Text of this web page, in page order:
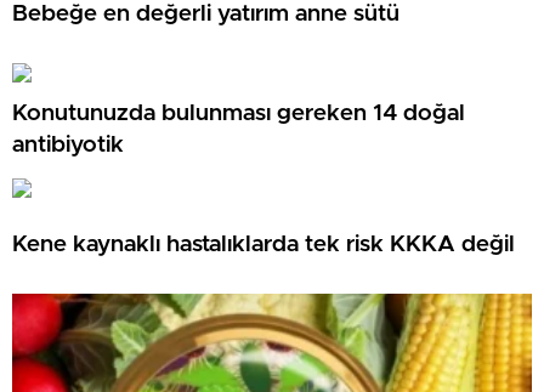
Bebeğe en değerli yatırım anne sütü
Konutunuzda bulunması gereken 14 doğal
antibiyotik
Kene kaynaklı hastalıklarda tek risk KKKA değil